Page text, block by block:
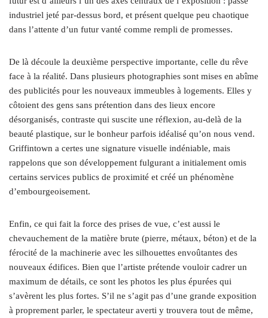
industriel jeté par-dessus bord, et présent quelque peu chaotique
dans l’attente d’un futur vanté comme rempli de promesses.
De là découle la deuxième perspective importante, celle du rêve
face à la réalité. Dans plusieurs photographies sont mises en abîme
des publicités pour les nouveaux immeubles à logements. Elles y
côtoient des gens sans prétention dans des lieux encore
désorganisés, contraste qui suscite une réflexion, au-delà de la
beauté plastique, sur le bonheur parfois idéalisé qu’on nous vend.
Griffintown a certes une signature visuelle indéniable, mais
rappelons que son développement fulgurant a initialement omis
certains services publics de proximité et créé un phénomène
d’embourgeoisement.
Enfin, ce qui fait la force des prises de vue, c’est aussi le
chevauchement de la matière brute (pierre, métaux, béton) et de la
férocité de la machinerie avec les silhouettes envoûtantes des
nouveaux édifices. Bien que l’artiste prétende vouloir cadrer un
maximum de détails, ce sont les photos les plus épurées qui
s’avèrent les plus fortes. S’il ne s’agit pas d’une grande exposition
à proprement parler, le spectateur averti y trouvera tout de même,